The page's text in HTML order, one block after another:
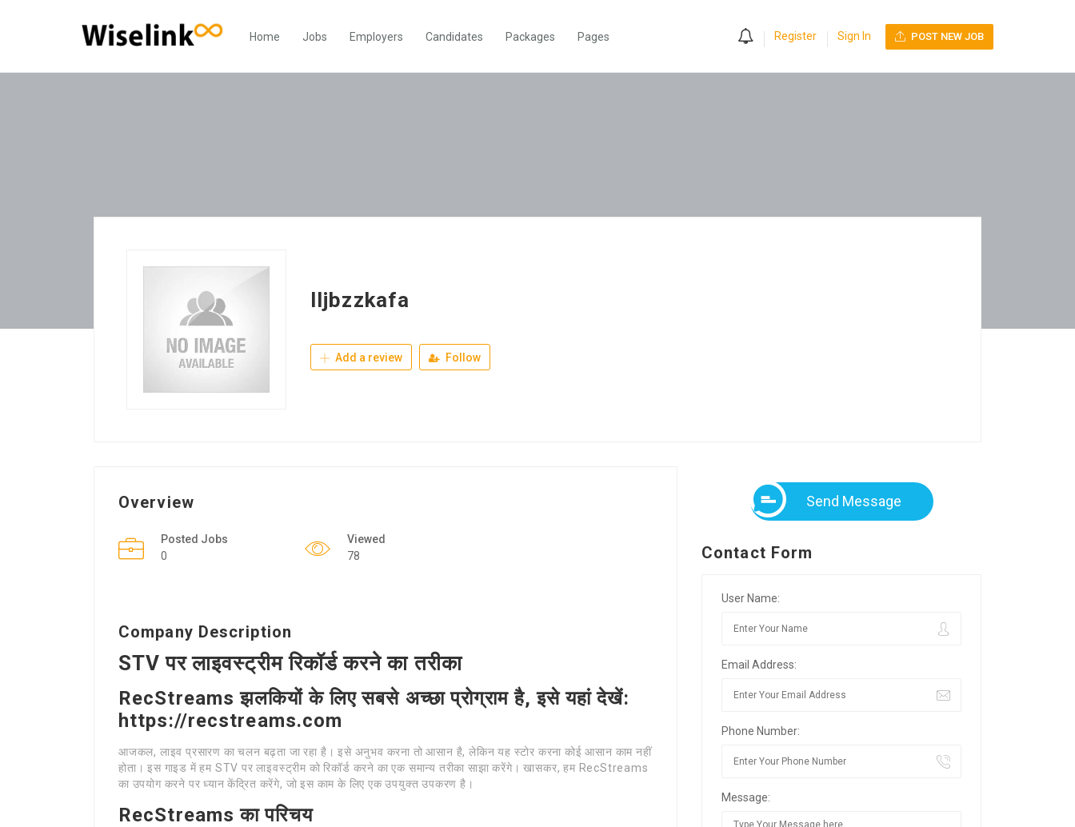
Home Jobs Employers Candidates Packages Pages Register Sign In POST NEW JOB
lljbzzkafa
Add a review Follow
Overview
Posted Jobs
0
Viewed
78
Company Description
STV पर लाइवस्ट्रीम रिकॉर्ड करने का तरीका
RecStreams झलकियों के लिए सबसे अच्छा प्रोग्राम है, इसे यहां देखें:
https://recstreams.com
आजकल, लाइव प्रसारण का चलन बढ़ता जा रहा है। इसे अनुभव करना तो आसान है, लेकिन यह स्टोर करना कोई आसान काम नहीं
होता। इस गाइड में हम STV पर लाइवस्ट्रीम को रिकॉर्ड करने का एक समान्य तरीका साझा करेंगे। खासकर, हम RecStreams
का उपयोग करने पर ध्यान केंद्रित करेंगे, जो इस काम के लिए एक उपयुक्त उपकरण है।
RecStreams का परिचय
Send Message
Contact Form
User Name:
Email Address:
Phone Number:
Message: